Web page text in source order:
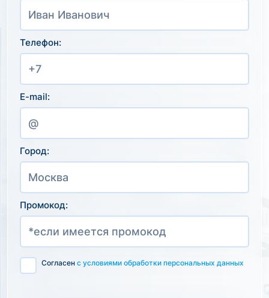
Телефон:
E-mail:
Город:
Промокод:
Согласен с условиями обработки персональных данных